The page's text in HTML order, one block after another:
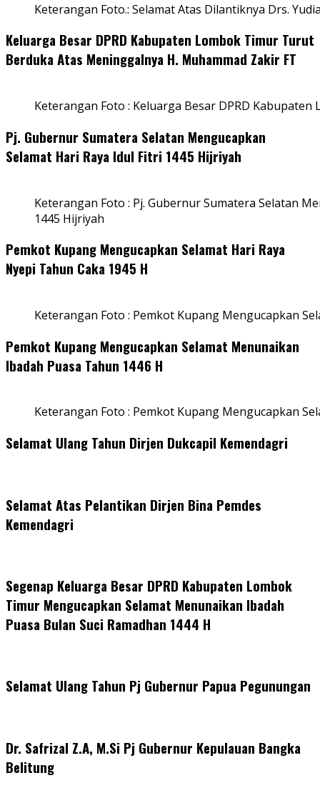
Keterangan Foto.: Selamat Atas Dilantiknya Drs.
Keluarga Besar DPRD Kabupaten Lombok Timur Turut
Berduka Atas Meninggalnya H. Muhammad Zakir FT
Keterangan Foto : Keluarga Besar DPRD
Pj. Gubernur Sumatera Selatan Mengucapkan
Selamat Hari Raya Idul Fitri 1445 Hijriyah
Keterangan Foto : Pj. Gubernur Sumatera Selatan
1445 Hijriyah
Pemkot Kupang Mengucapkan Selamat Hari Raya
Nyepi Tahun Caka 1945 H
Keterangan Foto : Pemkot Kupang Mengucapkan
Pemkot Kupang Mengucapkan Selamat Menunaikan
Ibadah Puasa Tahun 1446 H
Keterangan Foto : Pemkot Kupang Mengucapkan
Selamat Ulang Tahun Dirjen Dukcapil Kemendagri
Selamat Atas Pelantikan Dirjen Bina Pemdes
Kemendagri
Segenap Keluarga Besar DPRD Kabupaten Lombok
Timur Mengucapkan Selamat Menunaikan Ibadah
Puasa Bulan Suci Ramadhan 1444 H
Selamat Ulang Tahun Pj Gubernur Papua Pegunungan
Dr. Safrizal Z.A, M.Si Pj Gubernur Kepulauan Bangka
Belitung